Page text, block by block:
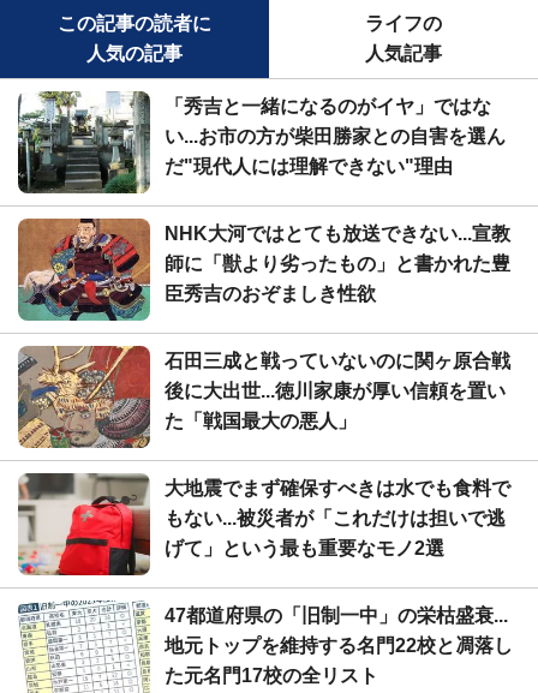
この記事の読者に
人気の記事
ライフの
人気記事
「秀吉と一緒になるのがイヤ」ではな
い...お市の方が柴田勝家との自害を選ん
だ"現代人には理解できない"理由
NHK大河ではとても放送できない...宣教
師に「獣より劣ったもの」と書かれた豊
臣秀吉のおぞましき性欲
石田三成と戦っていないのに関ヶ原合戦
後に大出世...徳川家康が厚い信頼を置い
た「戦国最大の悪人」
大地震でまず確保すべきは水でも食料で
もない...被災者が「これだけは担いで逃
げて」という最も重要なモノ2選
47都道府県の「旧制一中」の栄枯盛衰...
地元トップを維持する名門22校と凋落し
た元名門17校の全リスト